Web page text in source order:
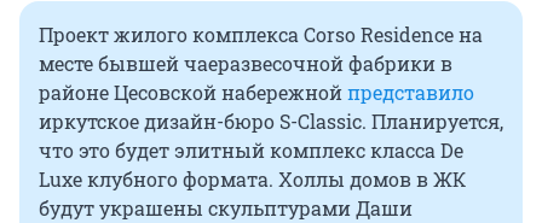
Проект жилого комплекса Corso Residence на
месте бывшей чаеразвесочной фабрики в
районе Цесовской набережнойпредставило
иркутское дизайн-бюро S-Classic. Планируется,
что это будет элитный комплекс класса De
Luxe клубного формата. Холлы домов в ЖК
будут украшены скульптурами Даши